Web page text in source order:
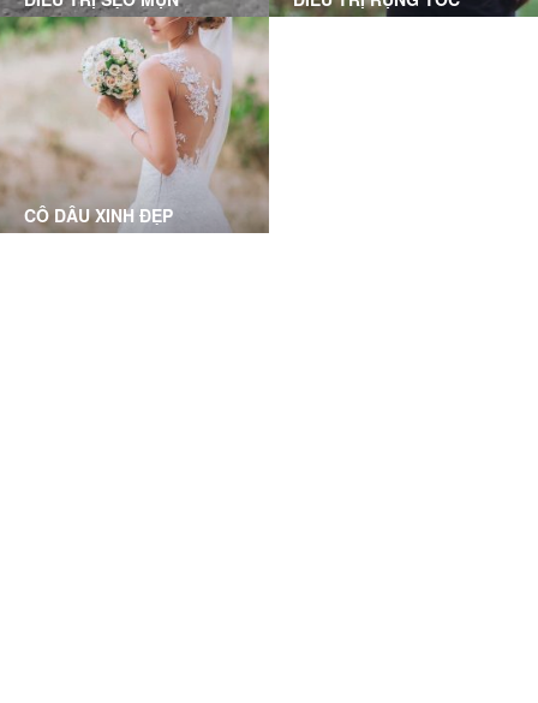
Tự tin với khuôn mặt mộc
trơn láng, không còn sẹo rỗ
với làn da mịn mượt trơn
CÔ DÂU XINH ĐẸP